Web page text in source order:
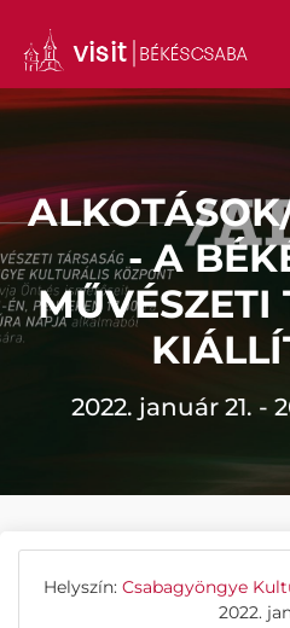
- A
MŰVÉSZETI
2022. január 21. -
Helyszín: Csabagyöngye
2022.